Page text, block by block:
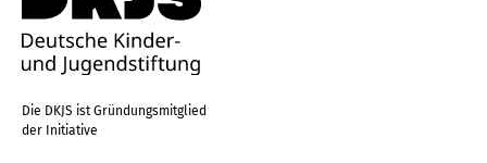
Die DKJS ist Gründungsmitglied
der Initiative